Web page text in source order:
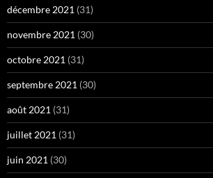
décembre 2021 (31)
novembre 2021 (30)
octobre 2021 (31)
septembre 2021 (30)
août 2021 (31)
juillet 2021 (31)
juin 2021 (30)